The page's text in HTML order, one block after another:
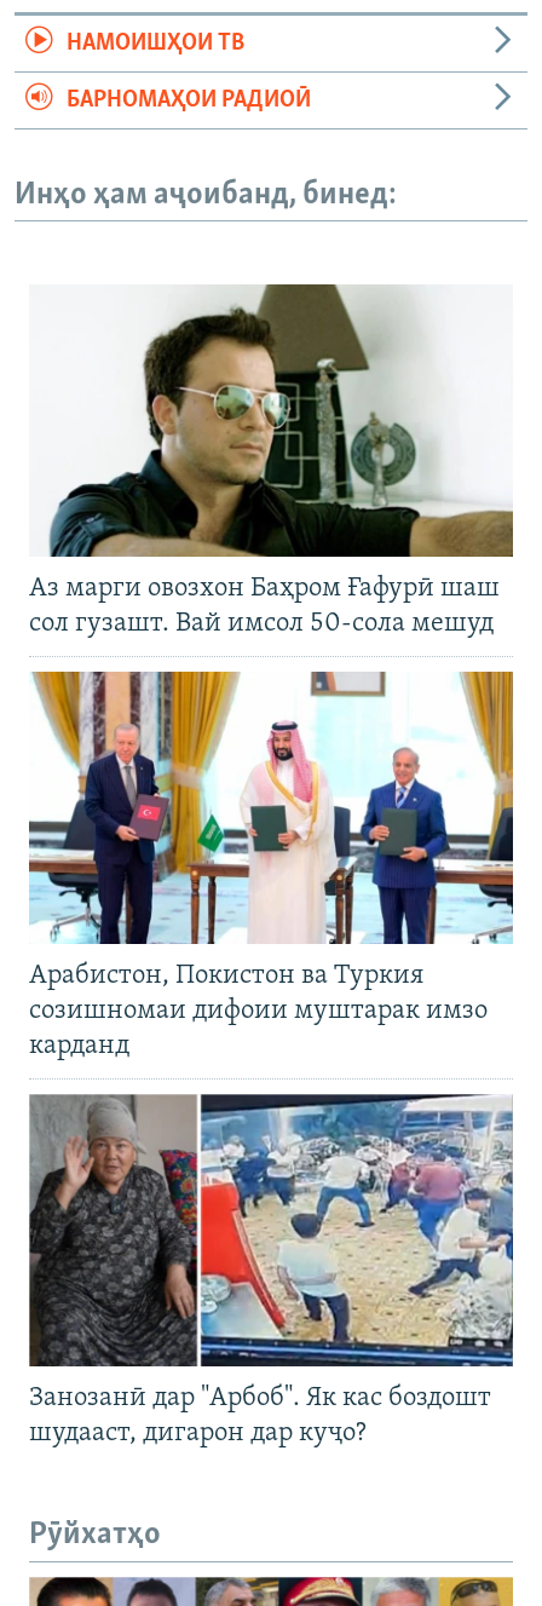
НАМОИШҲОИ ТВ
БАРНОМАҲОИ РАДИОӢ
Инҳо ҳам аҷоибанд, бинед:
Аз марги овозхон Баҳром Ғафурӣ шаш
сол гузашт. Вай имсол 50-сола мешуд
Арабистон, Покистон ва Туркия
созишномаи дифоии муштарак имзо
карданд
Занозанӣ дар "Арбоб". Як кас боздошт
шудааст, дигарон дар куҷо?
Рӯйхатҳо